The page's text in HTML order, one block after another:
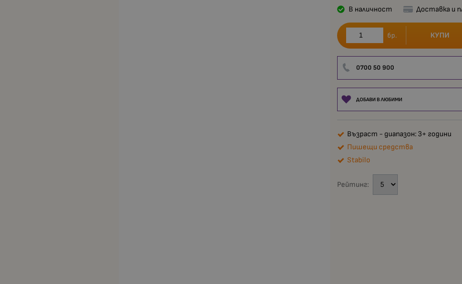
В наличност Доставка и
бр. КУПИ
0700 50 900
ДОБАВИ В ЛЮБИМИ
Възраст - диапазон: 3+ години
Пишещи средства
Stabilo
Рейтинг: